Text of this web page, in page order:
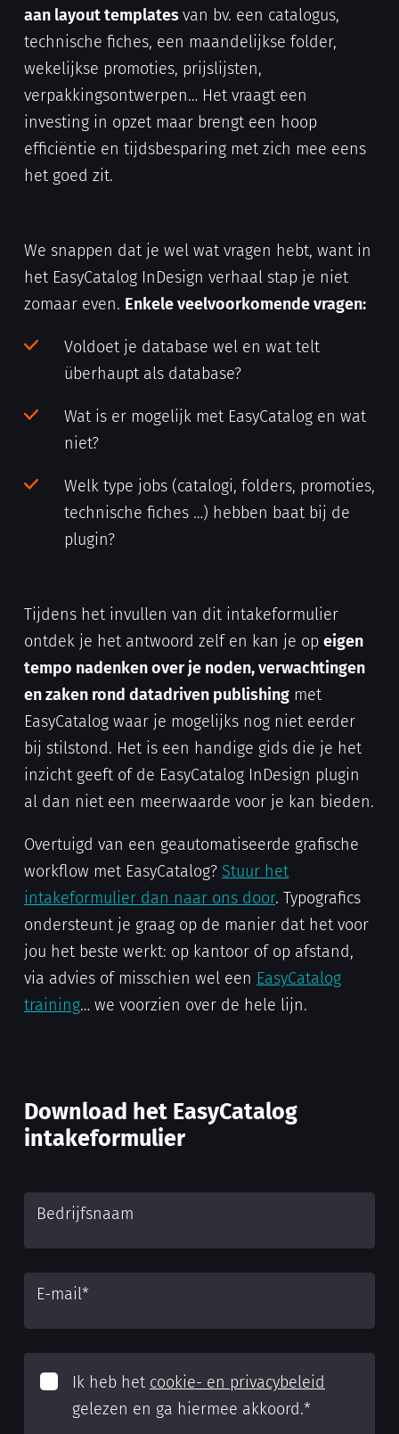
aan layout templatesvan bv. een catalogus,
technische fiches, een maandelijkse folder,
wekelijkse promoties, prijslijsten,
verpakkingsontwerpen… Het vraagt een
investing in opzet maar brengt een hoop
efficiëntie en tijdsbesparing met zich mee eens
het goed zit.
We snappen dat je wel wat vragen hebt, want in
het EasyCatalog InDesign verhaal stap je niet
zomaar even. Enkele veelvoorkomende vragen:
Voldoet je database wel en wat telt
überhaupt als database?
Wat is er mogelijk met EasyCatalog en wat
niet?
Welk type jobs (catalogi, folders, promoties,
technische fiches …) hebben baat bij de
plugin?
Tijdens het invullen van dit intakeformulier
ontdek je het antwoord zelf en kan je op eigen
tempo nadenken over je noden, verwachtingen
en zaken rond datadriven publishing met
EasyCatalog waar je mogelijks nog niet eerder
bij stilstond. Het is een handige gids die je het
inzicht geeft of de EasyCatalog InDesign plugin
al dan niet een meerwaarde voor je kan bieden.
Overtuigd van een geautomatiseerde grafische
workflow met EasyCatalog? Stuur het
intakeformulier dan naar ons door. Typografics
ondersteunt je graag op de manier dat het voor
jou het beste werkt: op kantoor of op afstand,
via advies of misschien wel een EasyCatalog
training… we voorzien over de hele lijn.
Download het EasyCatalog
intakeformulier
Bedrijfsnaam
E-mail*
Ik heb het cookie- en privacybeleid
gelezen en ga hiermee akkoord.*